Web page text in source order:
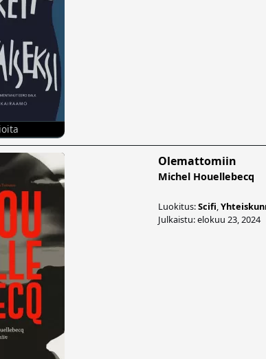
Olemattomiin
Michel Houellebecq
Luokitus:Scifi,
Julkaistu: elokuu 23, 2024